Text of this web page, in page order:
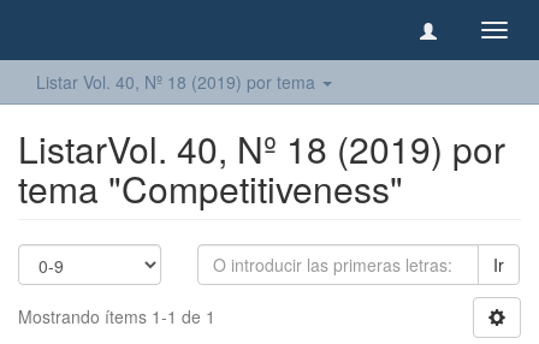
Listar Vol. 40, Nº 18 (2019) por tema
ListarVol. 40, Nº 18 (2019) por
tema "Competitiveness"
Ir
Mostrando ítems 1-1 de 1